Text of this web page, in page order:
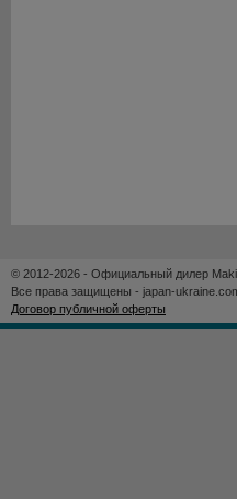
© 2012-2026 - Официальный дилер
Все права защищены - japan-
Договор публичной оферты